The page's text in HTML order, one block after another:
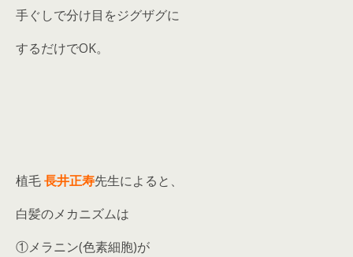
手ぐしで分け目をジグザグに
するだけでOK。
植毛長井正寿先生によると、
白髪のメカニズムは
①メラニン(色素細胞)が